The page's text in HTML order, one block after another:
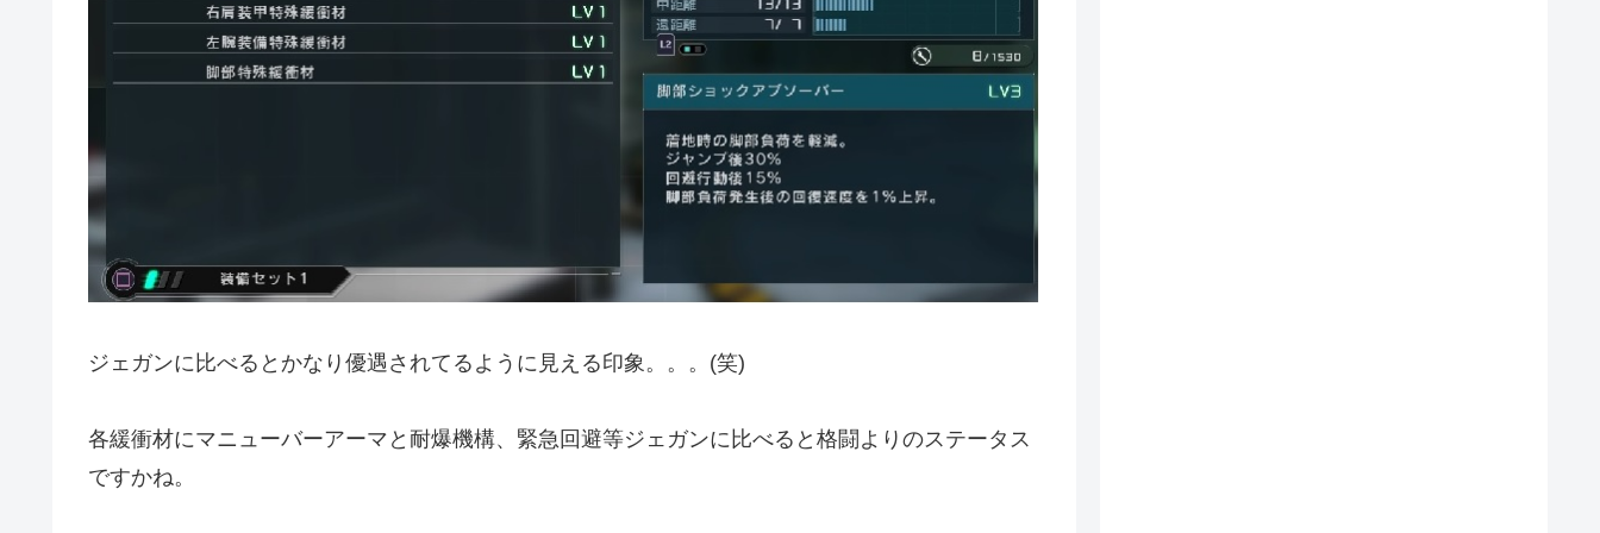
ジェガンに比べるとかなり優遇されてるように見える印象。。。(笑)
各緩衝材にマニューバーアーマと耐爆機構、緊急回避等ジェガンに比べると格闘よりのステータス
ですかね。